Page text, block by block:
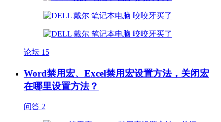
论坛 15
Word禁用宏、Excel禁用宏设置方法，关闭宏
在哪里设置方法？
问答 2